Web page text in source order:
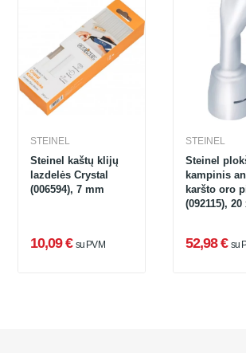
STEINEL
Steinel kaštų klijų
lazdelės Crystal
(006594), 7 mm
10,09 € su PVM
STEINEL
Steinel
kampinis
karšto oro
(092115),
52,98 € su